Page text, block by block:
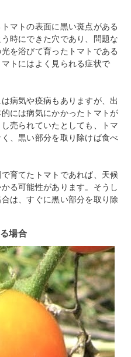
マトの表面に黒い斑点がある
時にできた穴であり、問題な
を浴びて育ったトマトである
トにはよく見られる症状で
病気や疫病もありますが、出
には病気にかかったトマトが
売られていたとしても、トマ
、黒い部分を取り除けば食べ
育てたトマトであれば、天候
る可能性があります。そうし
は、すぐに黒い部分を取り除
場合